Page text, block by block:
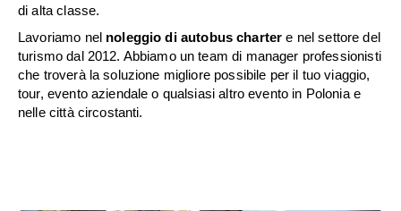
di alta classe.
Lavoriamo nel noleggio di autobus charter e nel settore del
turismo dal 2012. Abbiamo un team di manager professionisti
che troverà la soluzione migliore possibile per il tuo viaggio,
tour, evento aziendale o qualsiasi altro evento in Polonia e
nelle città circostanti.